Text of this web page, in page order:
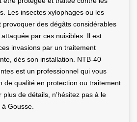
Les insectes xylophages ou les
provoquer des dégâts considérables
par ces nuisibles. Il est
invasions par un traitement
dès son installation. NTB-40
est un professionnel qui vous
de qualité en protection ou traitement
plus de détails, n’hésitez pas à le
Gousse.